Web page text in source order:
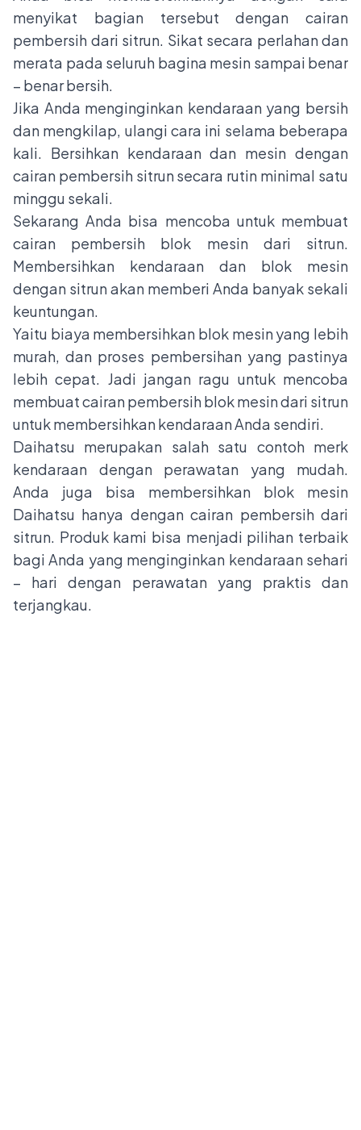
menyikat bagian tersebut dengan cairan
pembersih dari sitrun. Sikat secara perlahan dan
merata pada seluruh bagina mesin sampai benar
– benar bersih.
Jika Anda menginginkan kendaraan yang bersih
dan mengkilap, ulangi cara ini selama beberapa
kali. Bersihkan kendaraan dan mesin dengan
cairan pembersih sitrun secara rutin minimal satu
minggu sekali.
Sekarang Anda bisa mencoba untuk membuat
cairan pembersih blok mesin dari sitrun.
Membersihkan kendaraan dan blok mesin
dengan sitrun akan memberi Anda banyak sekali
keuntungan.
Yaitu biaya membersihkan blok mesin yang lebih
murah, dan proses pembersihan yang pastinya
lebih cepat. Jadi jangan ragu untuk mencoba
membuat cairan pembersih blok mesin dari sitrun
untuk membersihkan kendaraan Anda sendiri.
Daihatsu merupakan salah satu contoh merk
kendaraan dengan perawatan yang mudah.
Anda juga bisa membersihkan blok mesin
Daihatsu hanya dengan cairan pembersih dari
sitrun. Produk kami bisa menjadi pilihan terbaik
bagi Anda yang menginginkan kendaraan sehari
– hari dengan perawatan yang praktis dan
terjangkau.